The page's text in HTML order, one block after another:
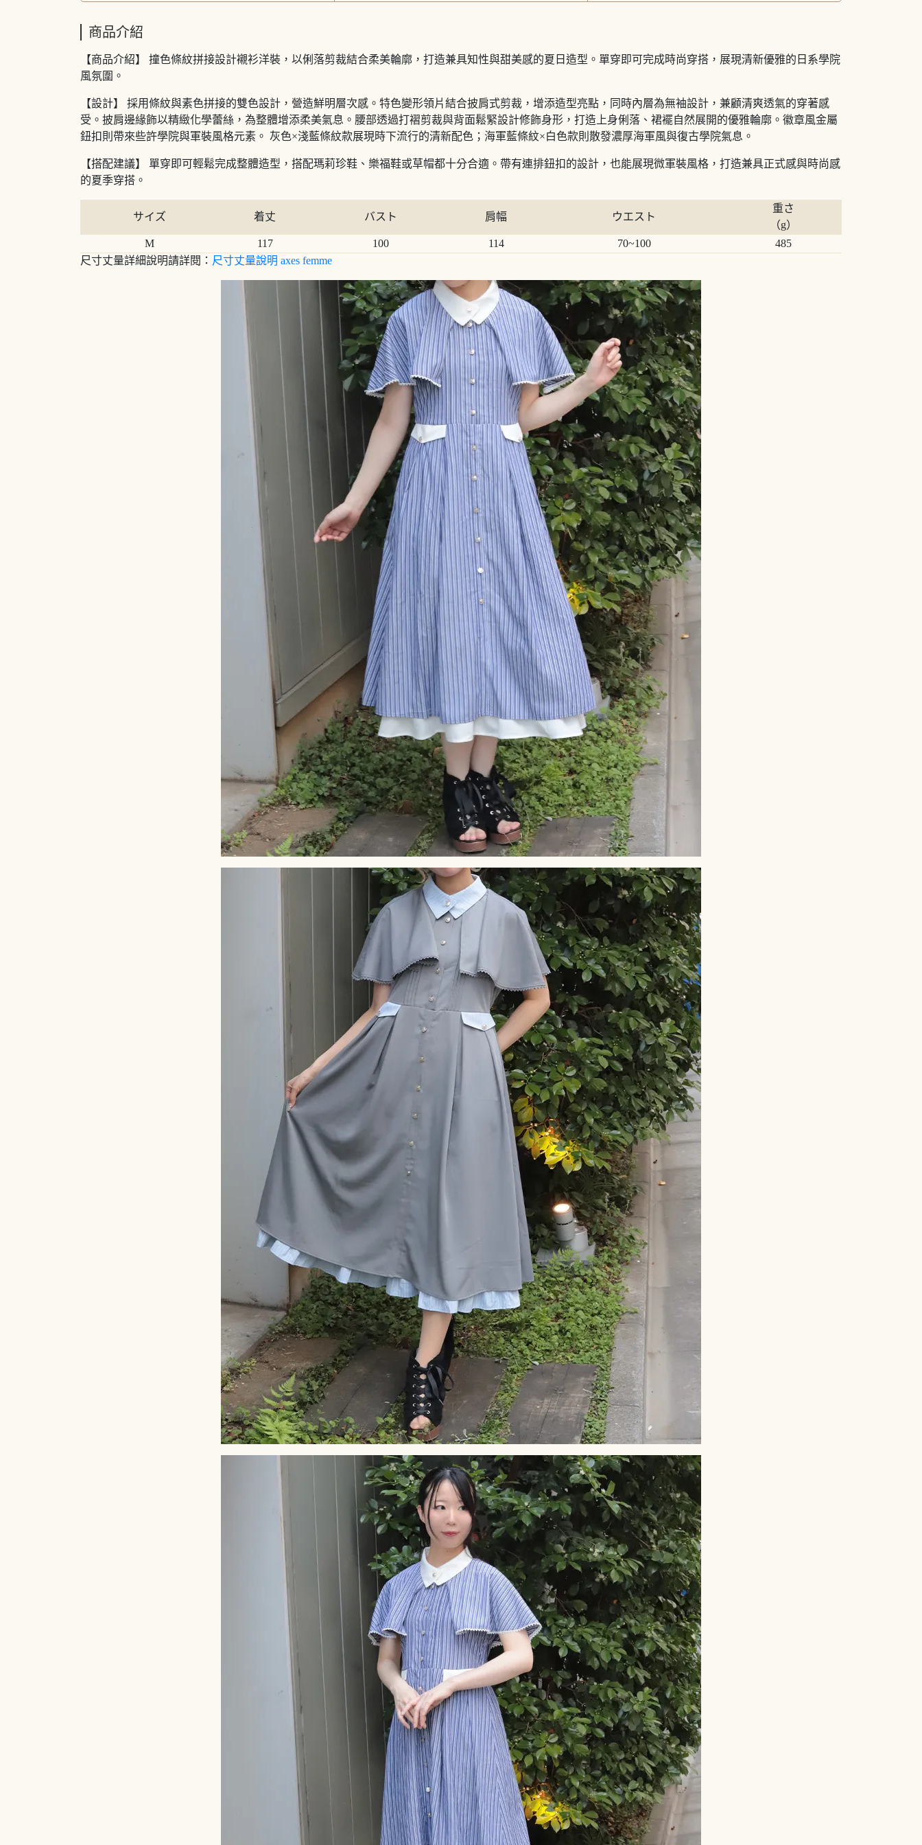
商品介紹
【商品介紹】 撞色條紋拼接設計襯衫洋裝，以俐落剪裁結合柔美輪廓，打造兼具知性與甜美感的夏日造型。單穿即可完成時尚穿搭，展現清新優雅的日系學院
風氛圍。
【設計】 採用條紋與素色拼接的雙色設計，營造鮮明層次感。特色變形領片結合披肩式剪裁，增添造型亮點，同時內層為無袖設計，兼顧清爽透氣的穿著感
受。披肩邊緣飾以精緻化學蕾絲，為整體增添柔美氣息。腰部透過打褶剪裁與背面鬆緊設計修飾身形，打造上身俐落、裙襬自然展開的優雅輪廓。徽章風金屬
鈕扣則帶來些許學院與軍裝風格元素。 灰色×淺藍條紋款展現時下流行的清新配色；海軍藍條紋×白色款則散發濃厚海軍風與復古學院氣息。
【搭配建議】 單穿即可輕鬆完成整體造型，搭配瑪莉珍鞋、樂福鞋或草帽都十分合適。帶有連排鈕扣的設計，也能展現微軍裝風格，打造兼具正式感與時尚感
的夏季穿搭。
サイズ 着丈 バスト 肩幅 ウエスト
重さ
（g）
M
117 100 114 70~100
485
尺寸丈量詳細說明請詳閱： 尺寸丈量說明 axes femme